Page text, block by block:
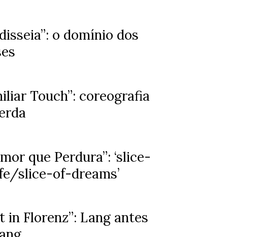
o domínio dos
Touch”: coreografia
que Perdura”: ‘slice-
slice-of-dreams’
in Florenz”: Lang antes